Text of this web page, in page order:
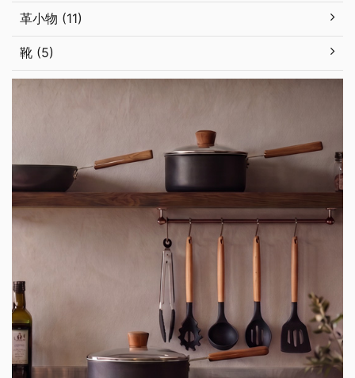
革小物 (11)
靴 (5)